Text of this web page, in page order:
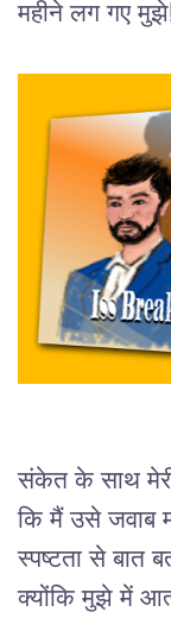
महीने लग गए मुझे!
संकेत के साथ
कि मैं उसे जवाब
स्पष्टता से बात
क्योंकि मुझे में